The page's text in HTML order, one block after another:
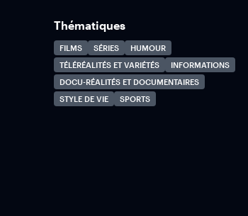
Thématiques
FILMS SÉRIES
HUMOUR
TÉLÉRÉALITÉS ET VARIÉTÉS
INFORMATIONS
DOCU-RÉALITÉS ET DOCUMENTAIRES
STYLE DE VIE
SPORTS